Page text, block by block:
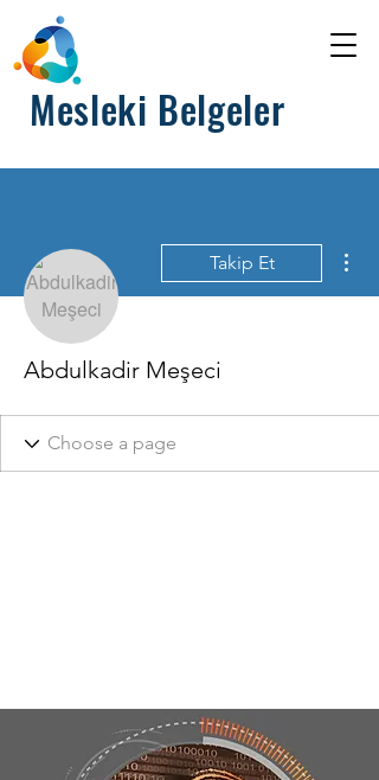
Mesleki Belgeler
Takip Et
Abdulkadir Meşeci